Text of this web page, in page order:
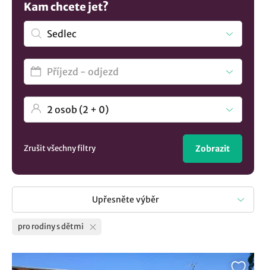
zařízení mělo zajištěno pro rodiny s dětmi? Během letní
sezóny určitě hosté uvítají zahradu, dětské hřiště s
herními prvky a za chladného počasí přijde vhod herna,
dětský koutek nebo třeba krytý bazén. A pokud stále
nevíte, prohlédněte si naši nabídku ubytování pro rodiny s
dětmi v obci Sedlec a vyražte na rodinnou dovolenou. Není
to co hledáte? Prohlédněte si všechnaubytování v lokalitě
Sedlec..
Kam chcete jet?
Zrušit všechny filtry Zobrazit
Upřesněte výběr
pro rodiny s dětmi